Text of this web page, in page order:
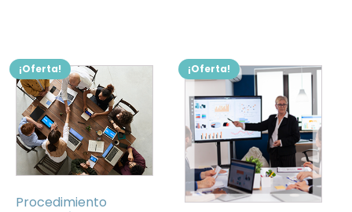
¡Oferta!
Procedimiento
¡Oferta!